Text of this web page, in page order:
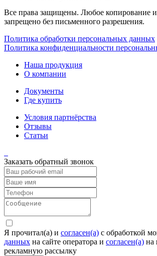
Все права защищены. Любое копирование
запрещено без письменного разрешения.
Политика обработки персональных данных
Политика конфиденциальности
Наша продукция
О компании
Документы
Где купить
Условия партнёрства
Отзывы
Статьи
Заказать обратный звонок
Я прочитал(а) и согласен(а) c обработкой
данных на сайте оператора и согласен(а) на
рекламную рассылку